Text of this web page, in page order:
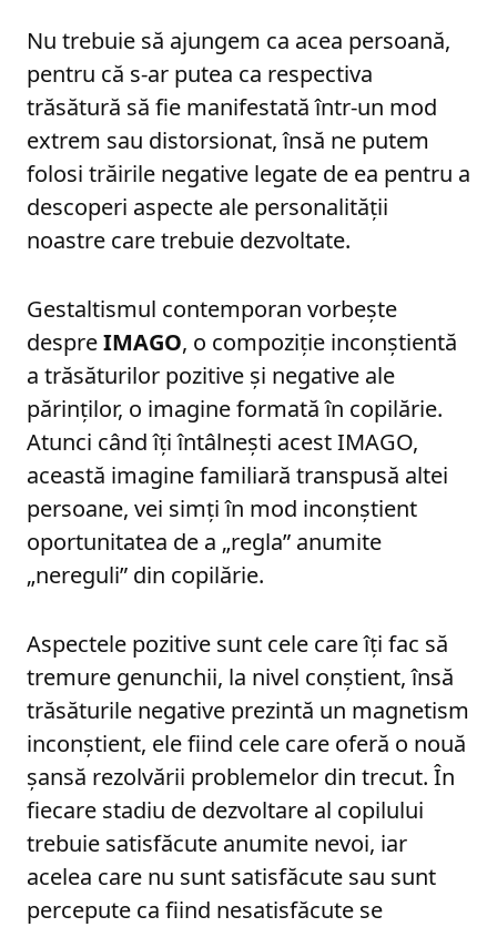
Nu trebuie să ajungem ca acea persoană,
pentru că s-ar putea ca respectiva
trăsătură să fie manifestată într-un mod
extrem sau distorsionat, însă ne putem
folosi trăirile negative legate de ea pentru a
descoperi aspecte ale personalității
noastre care trebuie dezvoltate.
Gestaltismul contemporan vorbește
despreIMAGO, o compoziție inconștientă
a trăsăturilor pozitive și negative ale
părinților, o imagine formată în copilărie.
Atunci când îți întâlnești acest IMAGO,
această imagine familiară transpusă altei
persoane, vei simți în mod inconștient
oportunitatea de a „regla” anumite
„nereguli” din copilărie.
Aspectele pozitive sunt cele care îți fac să
tremure genunchii, la nivel conștient, însă
trăsăturile negative prezintă un magnetism
inconștient, ele fiind cele care oferă o nouă
șansă rezolvării problemelor din trecut. În
fiecare stadiu de dezvoltare al copilului
trebuie satisfăcute anumite nevoi, iar
acelea care nu sunt satisfăcute sau sunt
percepute ca fiind nesatisfăcute se